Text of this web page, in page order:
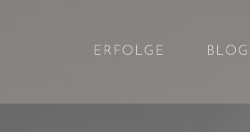
ERFOLGE BLOG